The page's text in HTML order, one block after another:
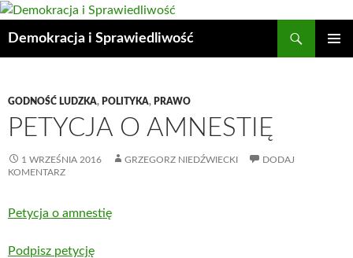
Przejdź
treści
Demokracja i Sprawiedliwość
GODNOŚĆ LUDZKA, POLITYKA, PRAWO
PETYCJA O AMNESTIĘ
1 WRZEŚNIA 2016 GRZEGORZ NIEDŹWIECKI
DODAJ
KOMENTARZ
Petycja o amnestię
Podpisz petycję